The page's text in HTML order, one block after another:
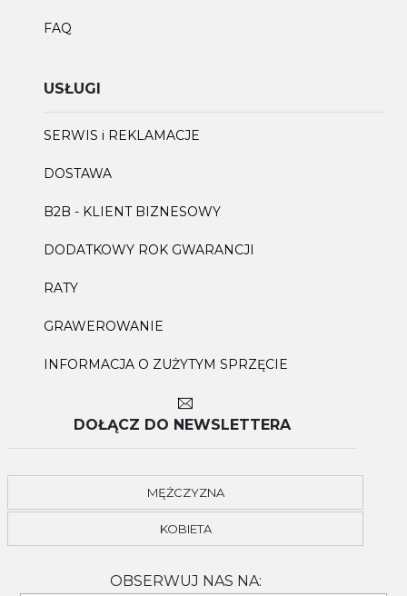
FAQ
USŁUGI
SERWIS i REKLAMACJE
DOSTAWA
B2B - KLIENT BIZNESOWY
DODATKOWY ROK GWARANCJI
RATY
GRAWEROWANIE
INFORMACJA O ZUŻYTYM SPRZĘCIE
DOŁĄCZ DO NEWSLETTERA
MĘŻCZYZNA
KOBIETA
OBSERWUJ NAS NA: